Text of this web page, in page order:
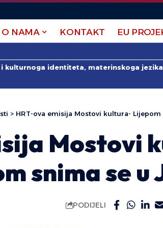
O NAMA KONTAKT EU
kulturnoga identiteta, materinskoga
> HRT-ova emisija Mostovi kultura-
Mostovi
snima se u
PODIJELI